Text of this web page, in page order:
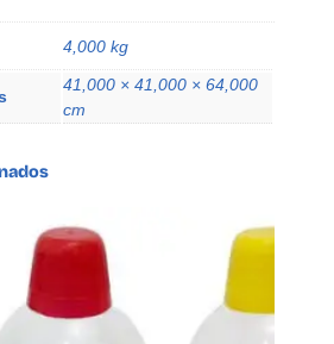
4,000 kg
41,000 × 41,000 × 64,000
cm